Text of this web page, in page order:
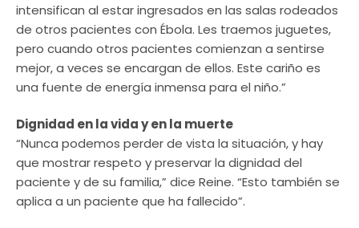
intensifican al estar ingresados en las salas rodeados
de otros pacientes con Ébola. Les traemos juguetes,
pero cuando otros pacientes comienzan a sentirse
mejor, a veces se encargan de ellos. Este cariño es
una fuente de energía inmensa para el niño.”
Dignidad en la vida y en la muerte
“Nunca podemos perder de vista la situación, y hay
que mostrar respeto y preservar la dignidad del
paciente y de su familia,” dice Reine. “Esto también se
aplica a un paciente que ha fallecido”.